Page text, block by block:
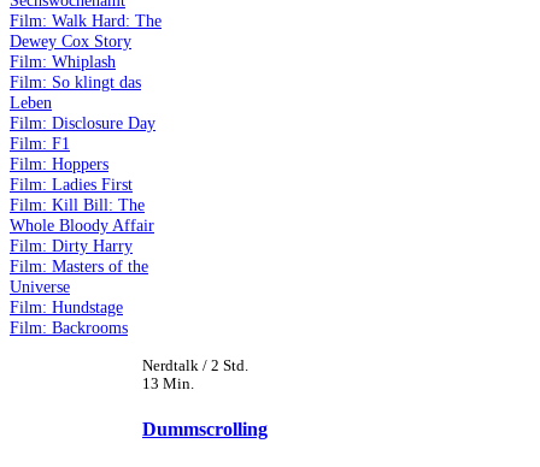
Film: Walk Hard: The
Dewey Cox Story
Film: Whiplash
Film: So klingt das
Leben
Film: Disclosure Day
Film: F1
Film: Hoppers
Film: Ladies First
Film: Kill Bill: The
Whole Bloody Affair
Film: Dirty Harry
Film: Masters of the
Universe
Film: Hundstage
Film: Backrooms
Nerdtalk / 2 Std.
13 Min.
Dummscrolling